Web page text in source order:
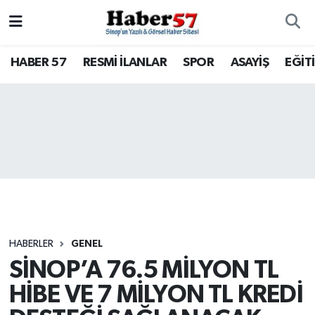
HABER 57 RESMİ İLANLAR SPOR ASAYİŞ
HABERLER GENEL
SİNOP’A 76.5 MİLYON TL
HİBE VE 7 MİLYON TL KREDİ
KÜLTÜR - SANAT
SİYASET
Nöbetçi Eczaneler
Haber Arşivi